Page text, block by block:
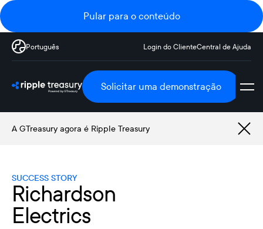
Pular para o conteúdo
Português Login do ClienteCentral de Ajuda
Solicitar uma demonstração
A GTreasury agora é Ripple Treasury
SUCCESS STORY
Richardson
Electrics